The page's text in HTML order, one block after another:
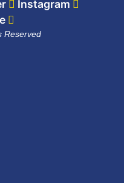
Instagram
Reserved